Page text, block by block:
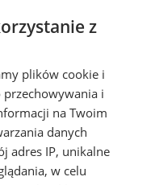
z
plików cookie i
i
na Twoim
danych
adres IP, unikalne
w celu